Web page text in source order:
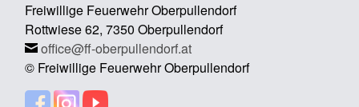
Freiwillige Feuerwehr Oberpullendorf
Rottwiese 62, 7350 Oberpullendorf
office@ff-oberpullendorf.at
© Freiwillige Feuerwehr Oberpullendorf